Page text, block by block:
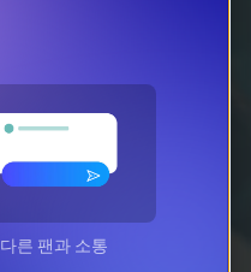
다른 팬과 소통